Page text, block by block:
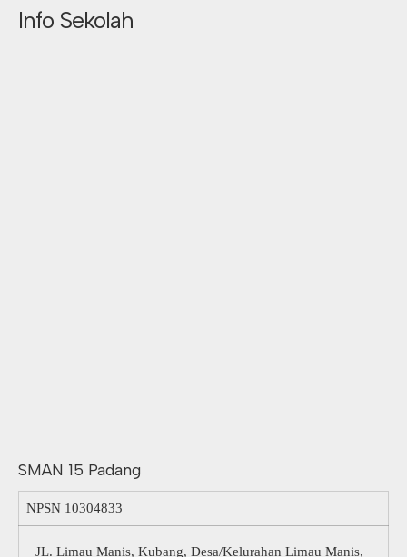
Info Sekolah
SMAN 15 Padang
NPSN 10304833
JL. Limau Manis, Kubang, Desa/Kelurahan Limau Manis,